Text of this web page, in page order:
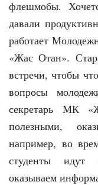
флешмобы.
давали
работает
«Жас Отан».
встречи, чтобы
вопросы
секретарь МК
полезными,
например, во
студенты идут
оказываем